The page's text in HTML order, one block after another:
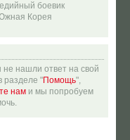
боевик
Корея
не нашли ответ на свой
разделе "Помощь",
нам и мы попробуем